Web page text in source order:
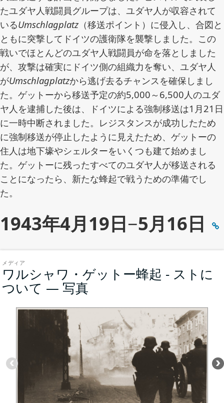
たユダヤ人戦闘員グループは、ユダヤ人が収容されて
いるUmschlagplatz （移送ポイント）に侵入し、合図と
ともに突撃してドイツの護衛隊を襲撃しました。この
戦いでほとんどのユダヤ人戦闘員が命を落としました
が、攻撃は確実にドイツ側の組織力を奪い、ユダヤ人
がUmschlagplatzから逃げ去るチャンスを確保しまし
た。ゲットーから移送予定の約5,000～6,500人のユダ
ヤ人を逮捕した後は、ドイツによる強制移送は1月21日
に一時中断されました。レジスタンスが成功したため
に強制移送が停止したように見えたため、ゲットーの
住人は地下壕やシェルターをいくつも建て始めまし
た。ゲットーに残ったすべてのユダヤ人が移送される
ことになったら、新たな蜂起で戦うための準備でし
た。
1943年4月19日−5月16日
メディア
ワルシャワ・ゲットー蜂起 - ストに
ついて — 写真
ア)
1
目